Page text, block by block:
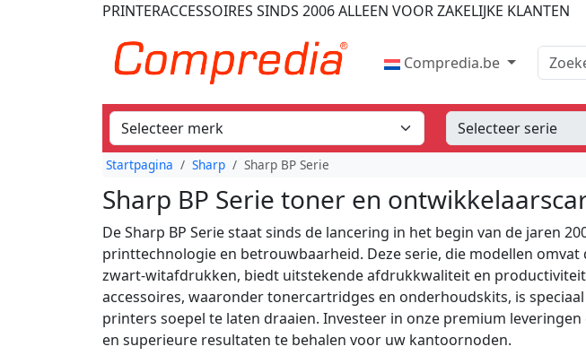
PRINTERACCESSOIRES SINDS 2006ALLEEN VOOR ZAKELIJKE KLANTEN
Compredia.be Zoeken
Startpagina Sharp Sharp BP Serie
Sharp BP Serie toner en
De Sharp BP Serie staat sinds de lancering in het begin van de jaren
printtechnologie en betrouwbaarheid. Deze serie, die modellen
zwart-witafdrukken, biedt uitstekende afdrukkwaliteit en
accessoires, waaronder tonercartridges en onderhoudskits, is
printers soepel te laten draaien. Investeer in onze premium
en superieure resultaten te behalen voor uw kantoornoden.